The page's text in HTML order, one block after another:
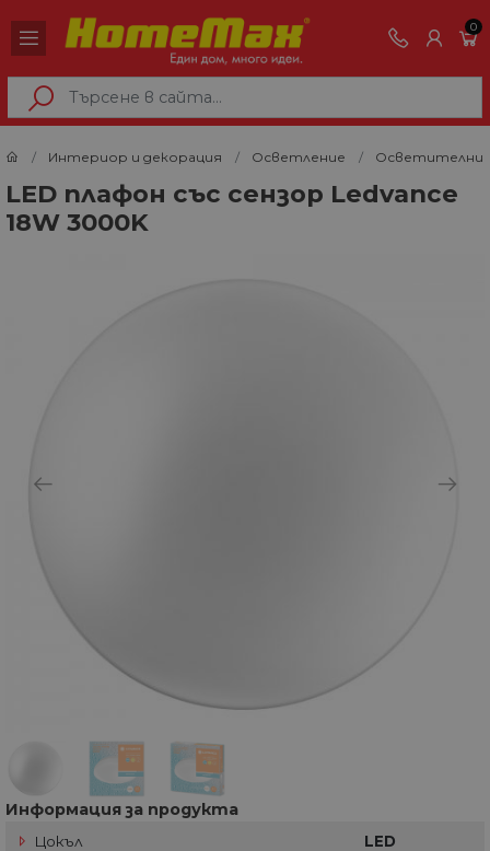
0
Интериор и декорация Осветление Осветителни
LED плафон със сензор Ledvance
18W 3000K
Информация за продукта
Цокъл LED